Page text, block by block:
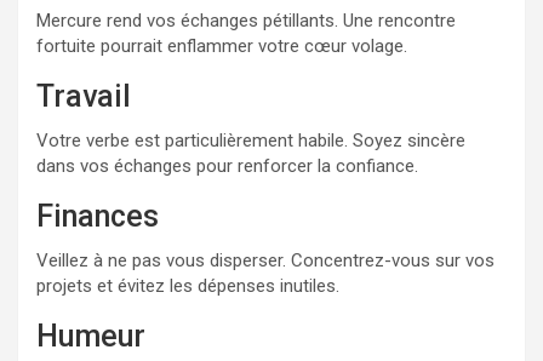
Mercure rend vos échanges pétillants. Une rencontre
fortuite pourrait enflammer votre cœur volage.
Travail
Votre verbe est particulièrement habile. Soyez sincère
dans vos échanges pour renforcer la confiance.
Finances
Veillez à ne pas vous disperser. Concentrez-vous sur vos
projets et évitez les dépenses inutiles.
Humeur